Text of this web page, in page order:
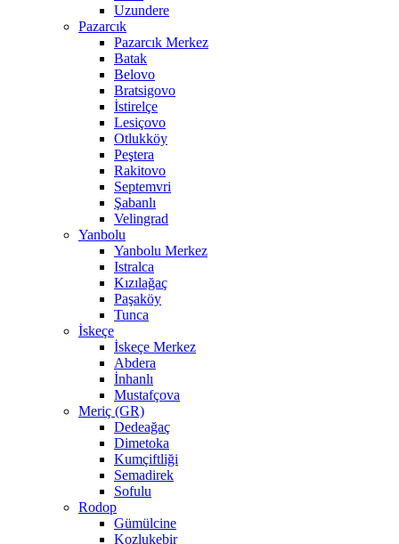
Uzundere
Pazarcık
Pazarcık Merkez
Batak
Belovo
Bratsigovo
İstirelçe
Lesiçovo
Otlukköy
Peştera
Rakitovo
Septemvri
Şabanlı
Velingrad
Yanbolu
Yanbolu Merkez
Istralca
Kızılağaç
Paşaköy
Tunca
İskeçe
İskeçe Merkez
Abdera
İnhanlı
Mustafçova
Meriç (GR)
Dedeağaç
Dimetoka
Kumçiftliği
Semadirek
Sofulu
Rodop
Gümülcine
Kozlukebir